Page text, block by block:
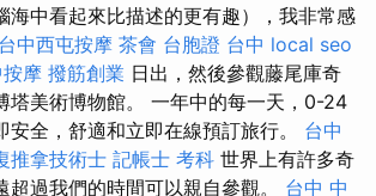
海中看起來比描述的更有趣），我非常感
台中西屯按摩 茶會 台胞證 台中 local seo
摩 撥筋創業 日出，然後參觀藤尾庫奇
塔美術博物館。 一年中的每一天，0-24
安全，舒適和立即在線預訂旅行。 台中
推拿技術士 記帳士 考科 世界上有許多奇
超過我們的時間可以親自參觀。 台中 中